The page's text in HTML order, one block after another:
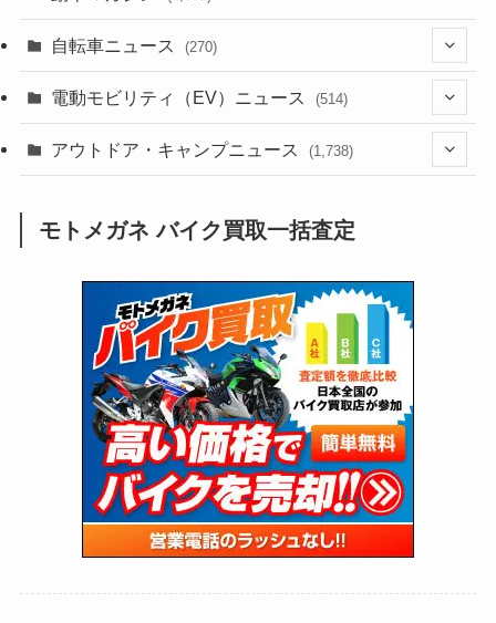
(637)
(118)
(60)
(31)
(51)
(34)
(5)
(12)
(63)
(109)
(252)
(38)
(24)
(16)
(25)
(24)
(47)
(15)
(5)
(249)
(64)
(16)
(62)
(4)
(6)
(17)
(5)
(306)
(6,953)
(2,473)
(249)
(1,226)
(12)
(131)
(38)
(131)
(167)
(85)
(21)
(61)
(171)
(98)
(13)
(60)
(274)
(171)
(38)
(47)
(59)
(66)
(16)
(141)
(254)
(204)
(1,139)
(166)
(23)
(33)
(34)
(35)
(41)
(415)
(16)
(185)
(137)
(72)
(2,742)
(126)
(170)
自転車ニュース (270)
(54)
(211)
電動モビリティ（EV）ニュース (514)
(132)
(171)
(118)
(27)
アウトドア・キャンプニュース (1,738)
(1,605)
(147)
(13)
(19)
(12)
(16)
モトメガネ バイク買取一括査定